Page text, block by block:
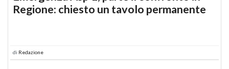
Regione: chiesto un tavolo permanente
di Redazione